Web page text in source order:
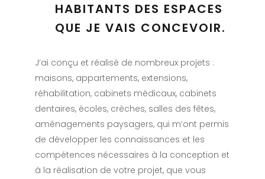
HABITANTS DES ESPACES
QUE JE VAIS CONCEVOIR.
J’ai conçu et réalisé de nombreux projets :
maisons, appartements, extensions,
réhabilitation, cabinets médicaux, cabinets
dentaires, écoles, crèches, salles des fêtes,
aménagements paysagers, qui m’ont permis
de développer les connaissances et les
compétences nécessaires à la conception et
à la réalisation de votre projet, que vous